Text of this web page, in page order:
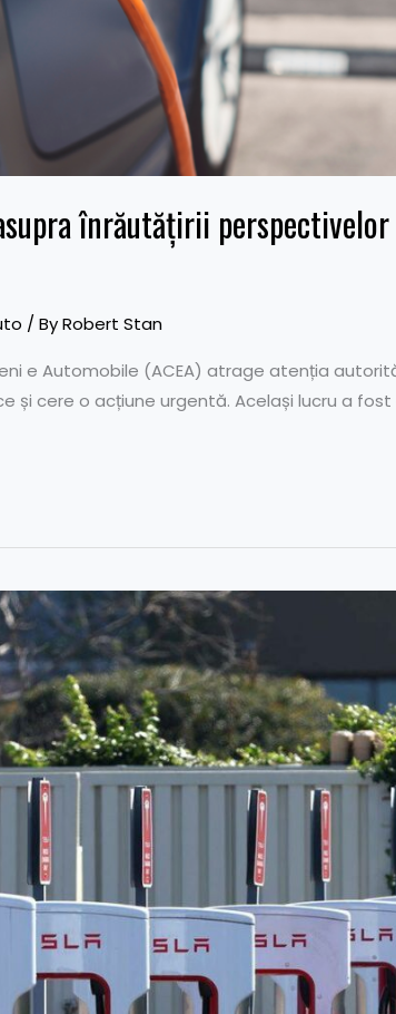
înrăutățirii
/ ByRobert Stan
e Automobile (ACEA) atrage atenția
și cere o acțiune urgentă. Același lucru a